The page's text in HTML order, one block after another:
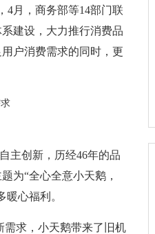
4月，商务部等14部门联
建设，大力推行消费品
户消费需求的同时，更
主创新，历经46年的品
为“全心全意小天鹅，
心福利。
需求，小天鹅带来了旧机